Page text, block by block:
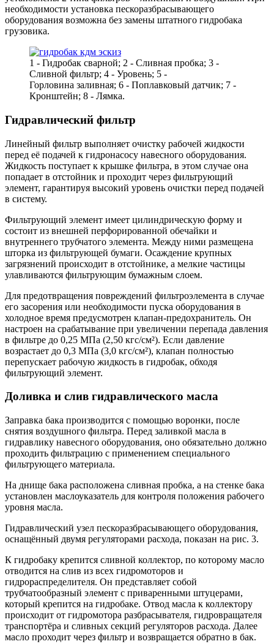
необходимости установка пескоразбрасывающего
оборудования возможна без замены штатного гидробака
грузовика.
1 - Гидробак сварной; 2 - Сливная пробка; 3 -
Сливной фильтр; 4 - Уровень; 5 -
Горловина заливная; 6 - Поплавковый датчик; 7 -
Кронштейн; 8 - Лямка.
Гидравлический фильтр
Линейный фильтр выполняет очистку рабочей жидкости
перед её подачей к гидронасосу навесного оборудования.
Жидкость поступает к крышке фильтра, в этом случае она
попадает в отстойник и проходит через фильтрующий
элемент, гарантируя высокий уровень очистки перед подачей
в систему.
Фильтрующий элемент имеет цилиндрическую форму и
состоит из внешней перфорированной обечайки и
внутреннего трубчатого элемента. Между ними размещена
шторка из фильтрующей бумаги. Осаждение крупных
загрязнений происходит в отстойнике, а мелкие частицы
улавливаются фильтрующим бумажным слоем.
Для предотвращения повреждений фильтроэлемента в случае
его засорения или необходимости пуска оборудования в
холодное время предусмотрен клапан-предохранитель. Он
настроен на срабатывание при увеличении перепада давления
в фильтре до 0,25 МПа (2,50 кгс/см²). Если давление
возрастает до 0,3 МПа (3,0 кгс/см²), клапан полностью
перепускает рабочую жидкость в гидробак, обходя
фильтрующий элемент.
Доливка и слив гидравлического масла
Заправка бака производится с помощью воронки, после
снятия воздушного фильтра. Перед заливкой масла в
гидравлику навесного оборудования, оно обязательно должно
проходить фильтрацию с применением специального
фильтрующего материала.
На днище бака расположена сливная пробка, а на стенке бака
установлен маслоуказатель для контроля положения рабочего
уровня масла.
Гидравлический узел пескоразбрасывающего оборудования,
оснащённый двумя регуляторами расхода, показан на рис. 3.
К гидробаку крепится сливной коллектор, по которому масло
отводится на слив из всех гидромоторов и
гидрораспределителя. Он представляет собой
трубчатообразный элемент с приваренными штуцерами,
который крепится на гидробаке. Отвод масла к коллектору
происходит от гидромотора разбрасывателя, гидровращателя
транспортёра и сливных секций регуляторов расхода. Далее
масло проходит через фильтр и возвращается обратно в бак.